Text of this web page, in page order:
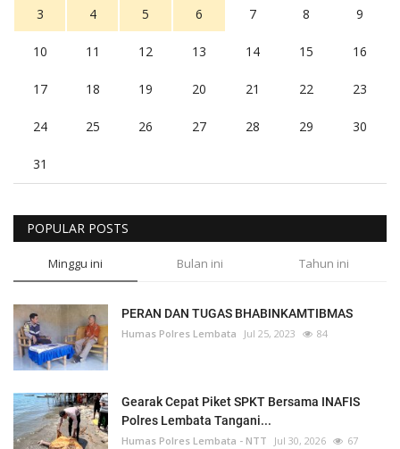
3 4 5 6 7 8 9
10 11 12 13 14 15 16
17 18 19 20 21 22 23
24 25 26 27 28 29 30
31
POPULAR POSTS
Minggu ini Bulan ini Tahun ini
PERAN DAN TUGAS BHABINKAMTIBMAS
Humas Polres Lembata Jul 25, 2023 84
Gearak Cepat Piket SPKT Bersama INAFIS
Polres Lembata Tangani...
Humas Polres Lembata - NTT Jul 30, 2026 67